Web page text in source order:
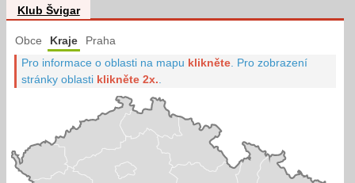
Klub Švigar
Obce Kraje Praha
Pro informace o oblasti na mapu klikněte Pro zobrazení
stránky oblasti klikněte 2x.